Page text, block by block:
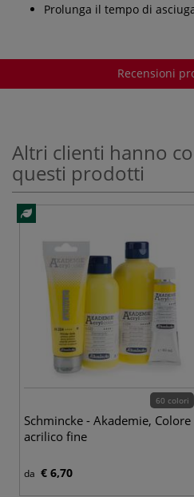
Prolunga il tempo di
Recensioni
Altri clienti hanno
questi prodotti
60 colori
Schmincke - Akademie, Colore
acrilico fine
da € 6,70